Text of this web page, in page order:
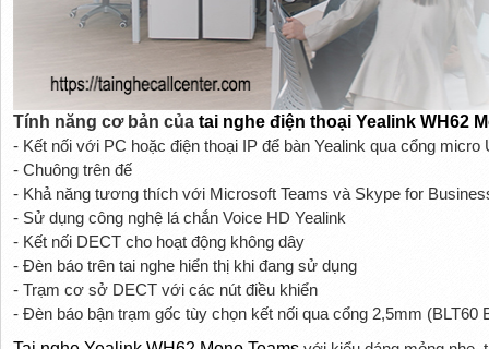
Tính năng cơ bản của tai nghe điện thoại Yealink WH62
- Kết nối với PC hoặc điện thoại IP để bàn Yealink qua cổng micro
- Chuông trên đế
- Khả năng tương thích với Microsoft Teams và Skype for
- Sử dụng công nghệ lá chắn Voice HD Yealink
- Kết nối DECT cho hoạt động không dây
- Đèn báo trên tai nghe hiển thị khi đang sử dụng
- Trạm cơ sở DECT với các nút điều khiển
- Đèn báo bận trạm gốc tùy chọn kết nối qua cổng 2,5mm (BLT60